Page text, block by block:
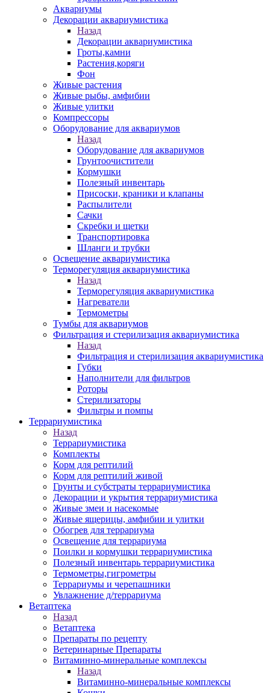
Аквариумы
Декорации аквариумистика
Назад
Декорации аквариумистика
Гроты,камни
Растения,коряги
Фон
Живые растения
Живые рыбы, амфибии
Живые улитки
Компрессоры
Оборудование для аквариумов
Назад
Оборудование для аквариумов
Грунтоочистители
Кормушки
Полезный инвентарь
Присоски, краники и клапаны
Распылители
Сачки
Скребки и щетки
Транспортировка
Шланги и трубки
Освещение аквариумистика
Терморегуляция аквариумистика
Назад
Терморегуляция аквариумистика
Нагреватели
Термометры
Тумбы для аквариумов
Фильтрация и стерилизация аквариумистика
Назад
Фильтрация и стерилизация аквариумистика
Губки
Наполнители для фильтров
Роторы
Стерилизаторы
Фильтры и помпы
Террариумистика
Назад
Террариумистика
Комплекты
Корм для рептилий
Корм для рептилий живой
Грунты и субстраты террариумистика
Декорации и укрытия террариумистика
Живые змеи и насекомые
Живые ящерицы, амфибии и улитки
Обогрев для террариума
Освещение для террариума
Поилки и кормушки террариумистика
Полезный инвентарь террариумистика
Термометры,гигрометры
Террариумы и черепашники
Увлажнение д/террариума
Ветаптека
Назад
Ветаптека
Препараты по рецепту
Ветеринарные Препараты
Витаминно-минеральные комплексы
Назад
Витаминно-минеральные комплексы